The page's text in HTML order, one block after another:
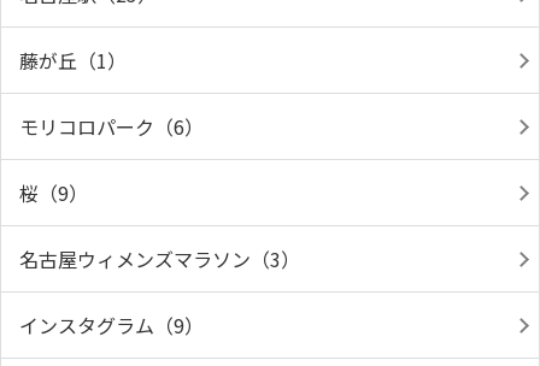
藤が丘（1）
モリコロパーク（6）
桜（9）
名古屋ウィメンズマラソン（3）
インスタグラム（9）